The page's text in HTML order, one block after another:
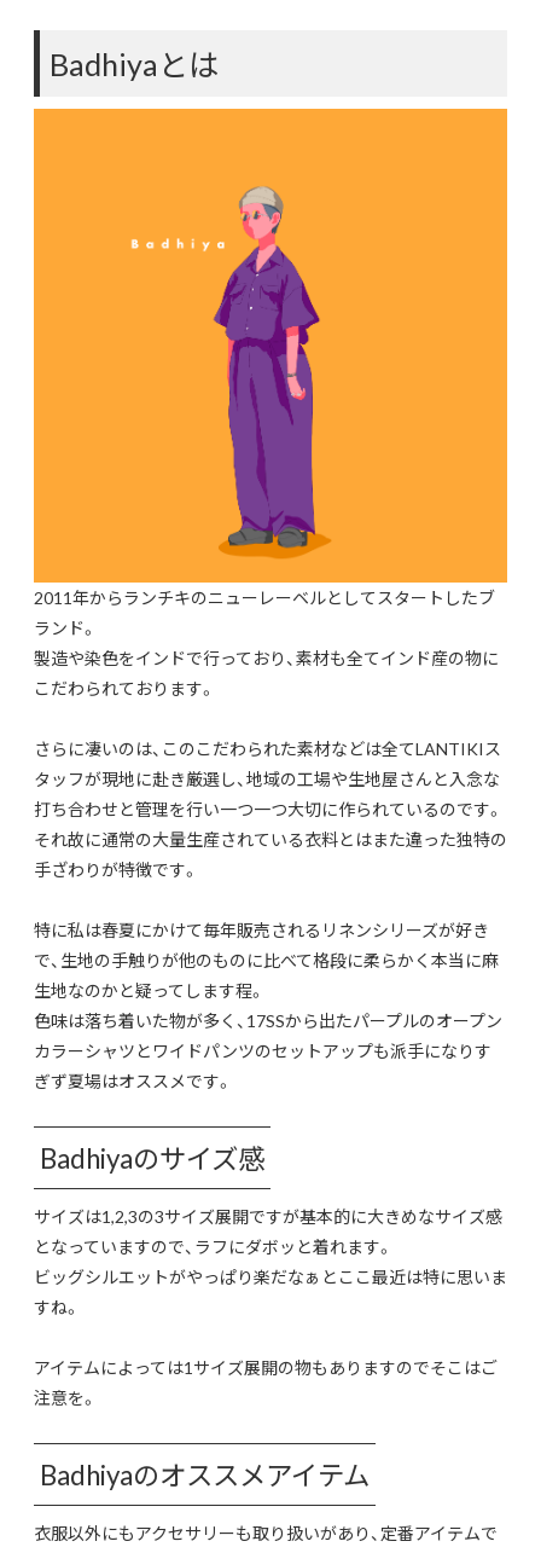
Badhiyaとは
2011年からランチキのニューレーベルとしてスタートしたブ
ランド。
製造や染色をインドで行っており、素材も全てインド産の物に
こだわられております。
さらに凄いのは、このこだわられた素材などは全てLANTIKIス
タッフが現地に赴き厳選し、地域の工場や生地屋さんと入念な
打ち合わせと管理を行い一つ一つ大切に作られているのです。
それ故に通常の大量生産されている衣料とはまた違った独特の
手ざわりが特徴です。
特に私は春夏にかけて毎年販売されるリネンシリーズが好き
で、生地の手触りが他のものに比べて格段に柔らかく本当に麻
生地なのかと疑ってします程。
色味は落ち着いた物が多く、17SSから出たパープルのオープン
カラーシャツとワイドパンツのセットアップも派手になりす
ぎず夏場はオススメです。
Badhiyaのサイズ感
サイズは1,2,3の3サイズ展開ですが基本的に大きめなサイズ感
となっていますので、ラフにダボッと着れます。
ビッグシルエットがやっぱり楽だなぁとここ最近は特に思いま
すね。
アイテムによっては1サイズ展開の物もありますのでそこはご
注意を。
Badhiyaのオススメアイテム
衣服以外にもアクセサリーも取り扱いがあり、定番アイテムで